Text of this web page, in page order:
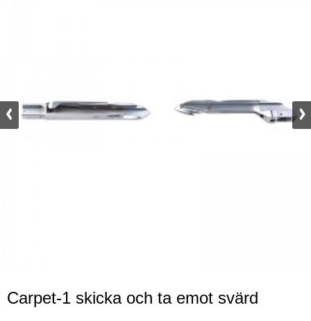
Carpet-1 skicka och ta emot svärd